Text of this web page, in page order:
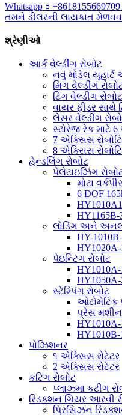
Whatsapp：
તમને ડીલરની લાયકાત
શ્રેણીઓ
આર્ક વેલ્ડીંગ રોબોટ
નવું મોડેલ યૂહાર્ટ
મિગ વેલ્ડીંગ
ટિગ વેલ્ડીંગ રોબોટ
વાયર ફીડર સાથે
લેસર વેલ્ડીંગ
સ્ટોરેજ રેક માટે 6
7 એક્સિસ
8 એક્સિસ
હેન્ડલિંગ રોબોટ
પેલેટાઇઝિંગ
મોટા
6 DOF
લોડિંગ અને
HY-
પેઇન્ટિંગ રોબોટ
સ્ટેમ્પિંગ રોબોટ
ઓટોમેટિક
પ્રેસ મશીન
પોઝિશનર
૧ એક્સિસ રોટેટર
2 એક્સિસ રોટેટર
કટિંગ રોબોટ
પ્લાઝ્મા કટીંગ
રિડક્શન ગિયર આરવી
પ્રિસિઝન